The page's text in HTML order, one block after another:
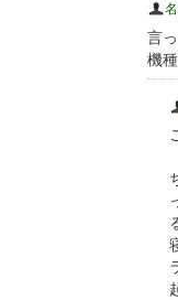
言
機